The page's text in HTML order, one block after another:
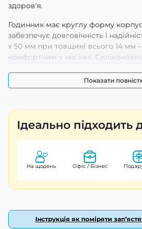
здоров'я.
Годинник має круглу форму
забезпечує довговічність і
х 50 мм при товщині всього 14 мм
комфортним у носінні.
під будь-який зап’ясток, а також
навіть під час активних занять
Смарт-годинники Modfit Delta
величезною кількістю корисних
Відстеження сну
Моніторинг пульсу та рівня
Підрахунок калорій та пройденої
Оповіщення про дзвінки, SMS і
соціальних мереж
Будильник, календар та
зручного підключення до вашого
або iOS через додаток Dafit.
Показати
Ідеально підходить
На щодень Офіс / Бізнес
Інструкція як поміряти